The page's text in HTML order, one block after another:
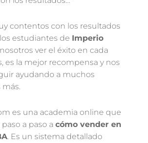
contentos con los resultados
estudiantes de Imperio
nosotros ver el éxito en cada
es la mejor recompensa y nos
ayudando a muchos
es una academia online que
a paso a cómo vender en
. Es un sistema detallado